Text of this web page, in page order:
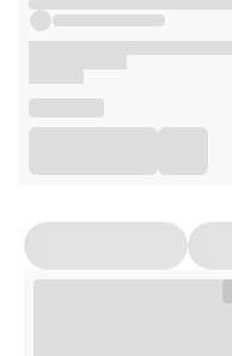
Woda, poliheksanidyna
kwas salicylowy,
gliceryna
Sposób użycia
stanach zapalnych czy
Opakowanie